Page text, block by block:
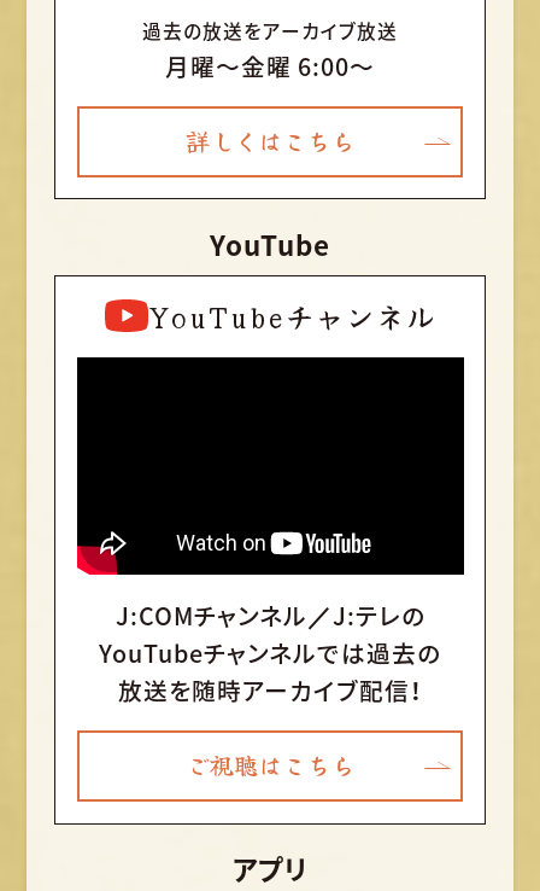
過去の放送をアーカイブ放送
月曜〜金曜 6:00～
詳しくはこちら
YouTube
YouTubeチャンネル
J:COMチャンネル／J:テレの
YouTubeチャンネルでは過去の
放送を随時アーカイブ配信！
ご視聴はこちら
アプリ